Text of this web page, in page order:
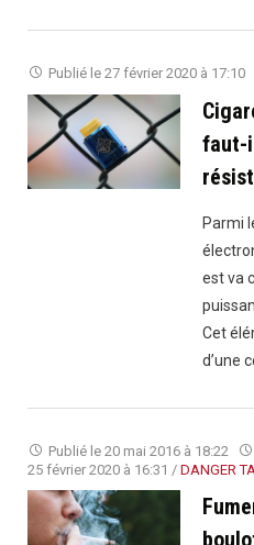
Publié le 27 février 2020 à 17:10
faut-
Parmi
est va
Cet
d’une
Publié le 20 mai 2016 à 18:22
25 février 2020 à 16:31 / DANGER